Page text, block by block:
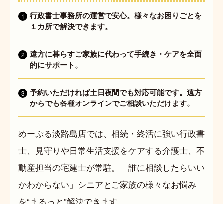
1
行政書士事務所の運営で安心。様々なお困りごとを
１カ所で解決できます。
2
遠方に暮らすご家族に代わって手続き・ケアを全面
的にサポート。
3
予約いただければ土日夜間でも対応可能です。遠方
からでも各種オンラインでご相談いただけます。
めーぷる淡路島店では、相続・終活に強い行政書
士、見守りや日常生活支援をケアする介護士、不
動産担当の宅建士が常駐。「誰に相談したらいい
かわからない」シニアとご家族の様々なお悩み
を“まるっと”解決できます。